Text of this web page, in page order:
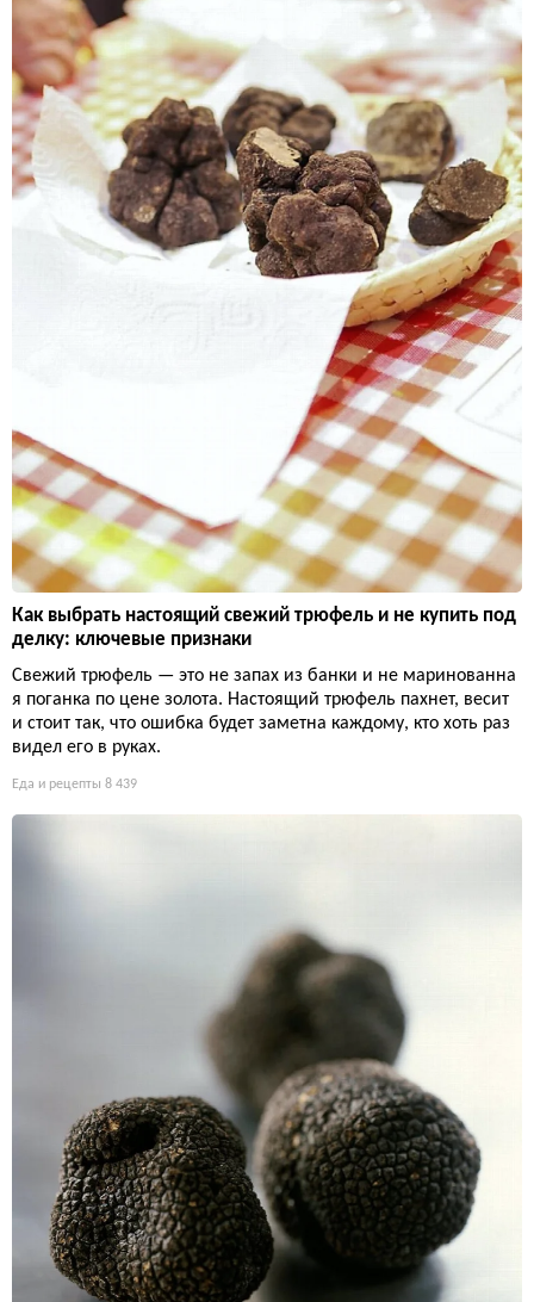
Как выбрать настоящий свежий трюфель и не купить под
делку: ключевые признаки
Свежий трюфель — это не запах из банки и не маринованна
я поганка по цене золота. Настоящий трюфель пахнет, весит
и стоит так, что ошибка будет заметна каждому, кто хоть раз
видел его в руках.
Еда и рецепты 8 439